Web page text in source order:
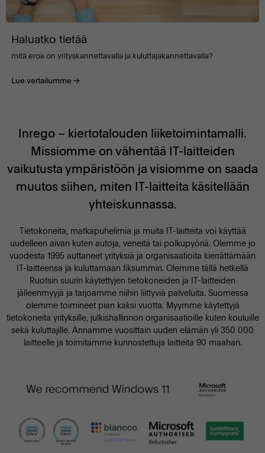
Haluatko tietää
mitä eroa on yrityskannettavalla ja kuluttajakannettavalla?
Lue vertailumme
Inrego – kiertotalouden liiketoimintamalli.
Missiomme on vähentää IT-laitteiden
vaikutusta ympäristöön ja visiomme on saada
muutos siihen, miten IT-laitteita käsitellään
yhteiskunnassa.
Tietokoneita, matkapuhelimia ja muita IT-laitteita voi käyttää
uudelleen aivan kuten autoja, veneitä tai polkupyöriä. Olemme jo
vuodesta 1995 auttaneet yrityksiä ja organisaatioita kierrättämään
IT-laitteensa ja kuluttamaan fiksummin. Olemme tällä hetkellä
Ruotsin suurin käytettyjen tietokoneiden ja IT-laitteiden
jälleenmyyjä ja tarjoamme niihin liittyviä palveluita. Suomessa
olemme toimineet pian kaksi vuotta. Myymme käytettyjä
tietokoneita yrityksille, julkishallinnon organisaatioille kuten kouluille
sekä kuluttajille. Annamme vuosittain uuden elämän yli 350 000
laitteelle ja toimitamme kunnostettuja laitteita 90 maahan.